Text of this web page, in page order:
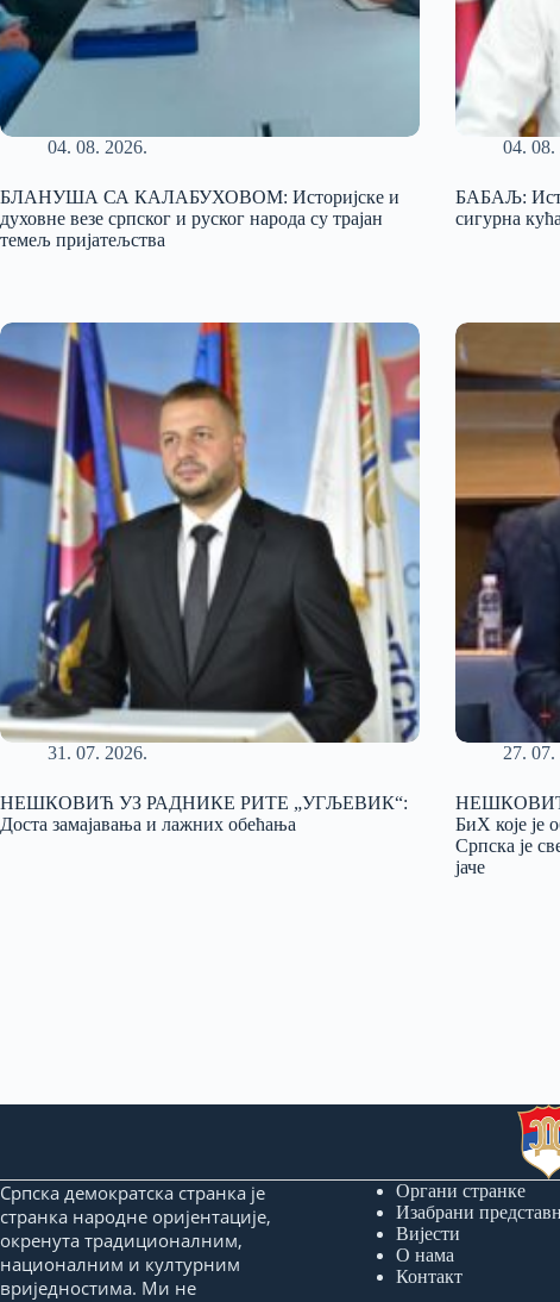
04. 08. 2026.
БЛАНУША СА КАЛАБУХОВОМ: Историјске и
духовне везе српског и руског народа су трајан
темељ пријатељства
04. 08.
БАБАЉ:
сигурна
31. 07. 2026.
НЕШКОВИЋ УЗ РАДНИКЕ РИТЕ „УГЉЕВИК“:
Доста замајавања и лажних обећања
27. 07.
НЕШКОВИЋ:
БиХ које је
Српска је
јаче
Српска демократска странка је
странка народне оријентације,
окренута традиционалним,
националним и културним
вриједностима. Ми не
Органи странке
Изабрани
Вијести
О нама
Контакт